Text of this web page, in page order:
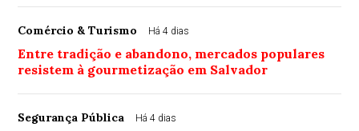
Comércio & Turismo Há 4 dias
Entre tradição e abandono, mercados populares
resistem à gourmetização em Salvador
Segurança Pública Há 4 dias